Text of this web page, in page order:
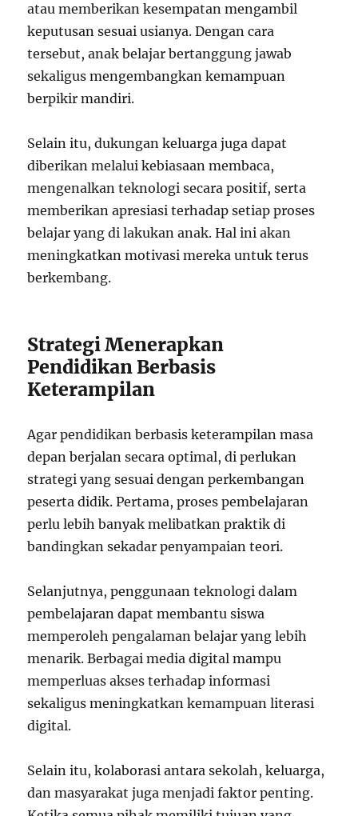
atau memberikan kesempatan mengambil
keputusan sesuai usianya. Dengan cara
tersebut, anak belajar bertanggung jawab
sekaligus mengembangkan kemampuan
berpikir mandiri.
Selain itu, dukungan keluarga juga dapat
diberikan melalui kebiasaan membaca,
mengenalkan teknologi secara positif, serta
memberikan apresiasi terhadap setiap proses
belajar yang di lakukan anak. Hal ini akan
meningkatkan motivasi mereka untuk terus
berkembang.
Strategi Menerapkan
Pendidikan Berbasis
Keterampilan
Agar pendidikan berbasis keterampilan masa
depan berjalan secara optimal, di perlukan
strategi yang sesuai dengan perkembangan
peserta didik. Pertama, proses pembelajaran
perlu lebih banyak melibatkan praktik di
bandingkan sekadar penyampaian teori.
Selanjutnya, penggunaan teknologi dalam
pembelajaran dapat membantu siswa
memperoleh pengalaman belajar yang lebih
menarik. Berbagai media digital mampu
memperluas akses terhadap informasi
sekaligus meningkatkan kemampuan literasi
digital.
Selain itu, kolaborasi antara sekolah, keluarga,
dan masyarakat juga menjadi faktor penting.